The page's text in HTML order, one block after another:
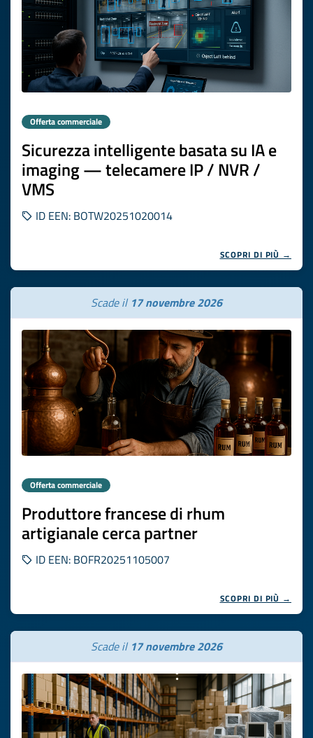
Offerta commerciale
Sicurezza intelligente basata su IA e
imaging — telecamere IP / NVR /
VMS
ID EEN: BOTW20251020014
SCOPRI DI PIÙ →
Scade il 17 novembre 2026
Offerta commerciale
Produttore francese di rhum
artigianale cerca partner
ID EEN: BOFR20251105007
SCOPRI DI PIÙ →
Scade il 17 novembre 2026